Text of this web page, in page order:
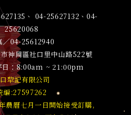
、 04-25627132、04-
25620068
／04-25612940
神岡區社口里中山路522號
日：8:00am ~ 21:00pm
犂記有限公司
編:27597262
農曆七月一日開始接受訂購,